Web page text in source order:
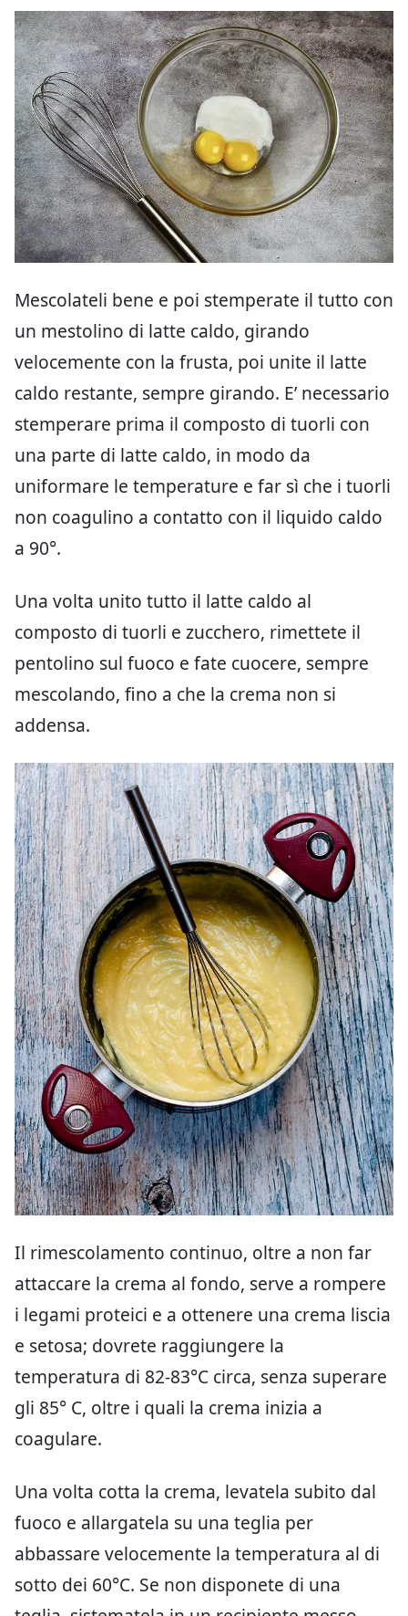
Mescolateli bene e poi stemperate il tutto con
un mestolino di latte caldo, girando
velocemente con la frusta, poi unite il latte
caldo restante, sempre girando. E’ necessario
stemperare prima il composto di tuorli con
una parte di latte caldo, in modo da
uniformare le temperature e far sì che i tuorli
non coagulino a contatto con il liquido caldo
a 90°.
Una volta unito tutto il latte caldo al
composto di tuorli e zucchero, rimettete il
pentolino sul fuoco e fate cuocere, sempre
mescolando, fino a che la crema non si
addensa.
Il rimescolamento continuo, oltre a non far
attaccare la crema al fondo, serve a rompere
i legami proteici e a ottenere una crema liscia
e setosa; dovrete raggiungere la
temperatura di 82-83°C circa, senza superare
gli 85° C, oltre i quali la crema inizia a
coagulare.
Una volta cotta la crema, levatela subito dal
fuoco e allargatela su una teglia per
abbassare velocemente la temperatura al di
sotto dei 60°C. Se non disponete di una